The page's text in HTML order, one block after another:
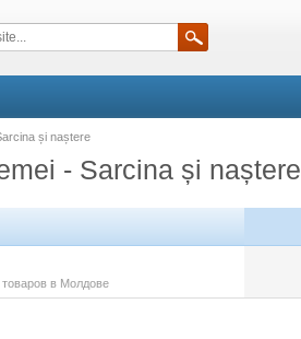
și naștere
- Sarcina și naștere
в Молдове